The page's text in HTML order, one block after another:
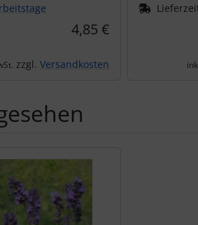
4,85 €
zzgl. Versandkosten